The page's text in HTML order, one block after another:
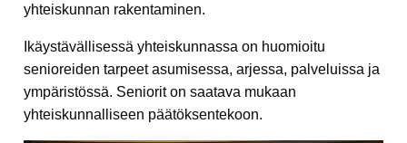
yhteiskunnan rakentaminen.
Ikäystävällisessä yhteiskunnassa on huomioitu
senioreiden tarpeet asumisessa, arjessa, palveluissa ja
ympäristössä. Seniorit on saatava mukaan
yhteiskunnalliseen päätöksentekoon.